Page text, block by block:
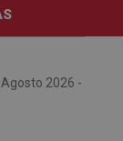
2026 -